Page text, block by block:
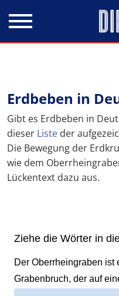
Erdbeben in
Gibt es Erdbeben in
dieser Liste der
Die Bewegung der
wie dem
Lückentext dazu aus.